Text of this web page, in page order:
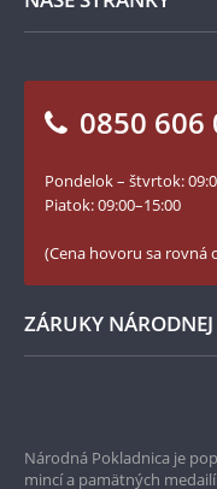
100. výročie vzniku
Numizmatické novinky
Blog Pokladnica mincí
Facebook Národnej
YouTube Národnej
0850 606
Pondelok – štvrtok:
Piatok: 09:00–15:00
(Cena hovoru sa rovná
ZÁRUKY
Národná Pokladnica je
mincí a pamätných